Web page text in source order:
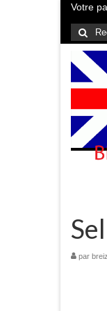
Votre
:
par